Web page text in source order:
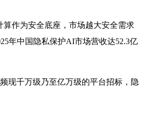
算作为安全底座，市场越大安全需求
年中国隐私保护AI市场营收达52.3亿
现千万级乃至亿万级的平台招标，隐